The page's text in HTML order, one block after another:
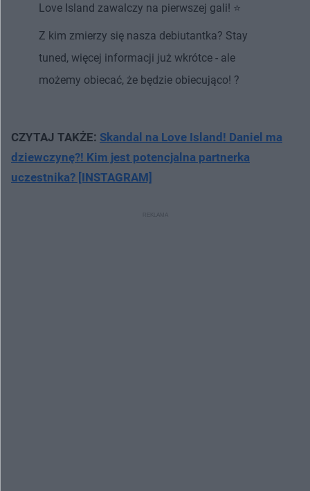
Love Island zawalczy na pierwszej gali! ⭐️
Z kim zmierzy się nasza debiutantka? Stay
tuned, więcej informacji już wkrótce - ale
możemy obiecać, że będzie obiecująco! ?
CZYTAJ TAKŻE: Skandal na Love Island! Daniel ma
dziewczynę?! Kim jest potencjalna partnerka
uczestnika? [INSTAGRAM]